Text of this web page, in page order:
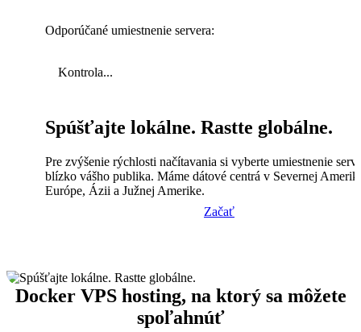
Odporúčané umiestnenie servera:
Kontrola...
Spúšťajte lokálne. Rastte globálne.
Pre zvýšenie rýchlosti načítavania si vyberte umiestnenie
blízko vášho publika. Máme dátové centrá v Severnej
Európe, Ázii a Južnej Amerike.
Začať
Docker VPS hosting, na ktorý sa môžete
spoľahnúť